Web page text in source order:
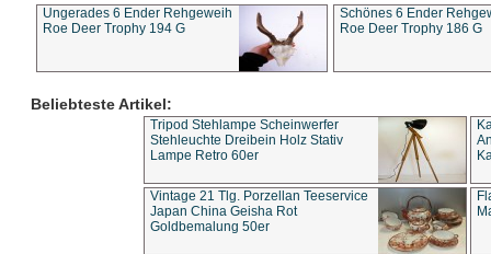
Ungerades 6 Ender Rehgeweih
Roe Deer Trophy 194 G
Schönes 6 Ender
Roe Deer Trophy 186 G
Beliebteste Artikel:
Tripod Stehlampe Scheinwerfer
Stehleuchte Dreibein Holz Stativ
Lampe Retro 60er
Vintage 21 Tlg. Porzellan Teeservice
Japan China Geisha Rot
Goldbemalung 50er